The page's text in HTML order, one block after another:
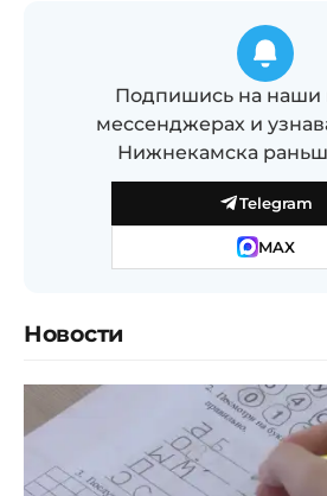
Подпишись на наши
мессенджерах и
Нижнекамска
Telegram
MAX
Новости